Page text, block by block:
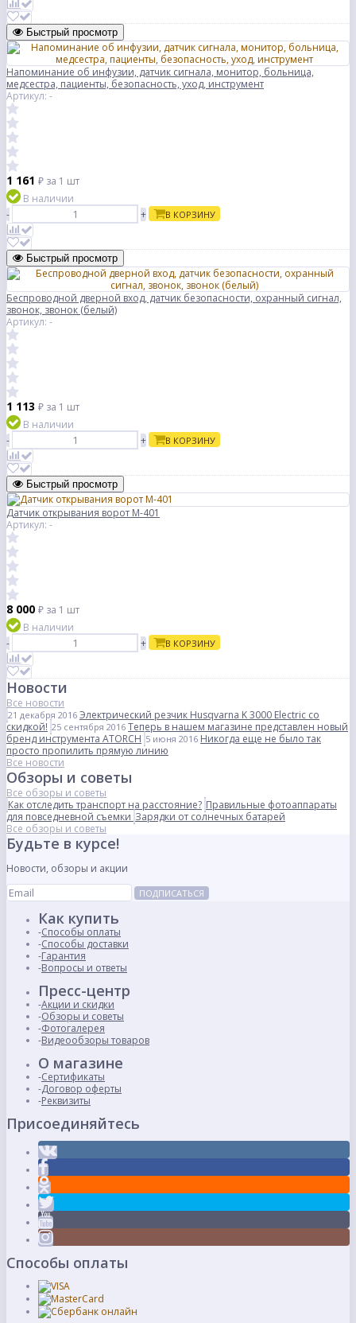
Быстрый просмотр
Напоминание об инфузии, датчик сигнала, монитор, больница,
медсестра, пациенты, безопасность, уход, инструмент
Артикул: -
1 161 ₽ за 1 шт
В наличии
-
+ В КОРЗИНУ
Быстрый просмотр
Беспроводной дверной вход, датчик безопасности, охранный сигнал,
звонок, звонок (белый)
Артикул: -
1 113 ₽ за 1 шт
В наличии
-
+ В КОРЗИНУ
Быстрый просмотр
Датчик открывания ворот М-401
Артикул: -
8 000 ₽ за 1 шт
В наличии
-
+ В КОРЗИНУ
Новости
Все новости
21 декабря 2016 Электрический резчик Husqvarna K 3000 Electric со
скидкой! 25 сентября 2016 Теперь в нашем магазине представлен новый
бренд инструмента ATORCH 5 июня 2016 Никогда еще не было так
просто пропилить прямую линию
Все новости
Обзоры и советы
Все обзоры и советы
Как отследить транспорт на расстояние? Правильные фотоаппараты
для повседневной съемки Зарядки от солнечных батарей
Все обзоры и советы
Будьте в курсе!
Новости, обзоры и акции
ПОДПИСАТЬСЯ
Как купить
Способы оплаты
Способы доставки
Гарантия
Вопросы и ответы
Пресс-центр
Акции и скидки
Обзоры и советы
Фотогалерея
Видеообзоры товаров
О магазине
Сертификаты
Договор оферты
Реквизиты
Присоединяйтесь
Способы оплаты